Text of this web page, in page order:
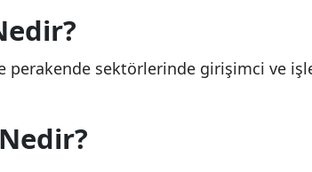
perakende sektörlerinde girişimci ve